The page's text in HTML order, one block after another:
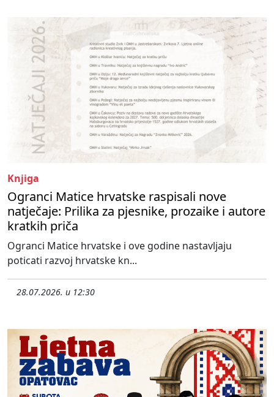
Knjiga
Ogranci Matice hrvatske raspisali nove
natječaje: Prilika za pjesnike, prozaike i autore
kratkih priča
Ogranci Matice hrvatske i ove godine nastavljaju
poticati razvoj hrvatske kn...
28.07.2026. u 12:30